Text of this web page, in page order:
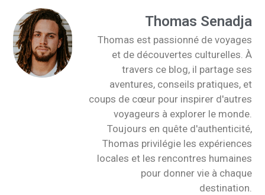
Thomas Senadja
Thomas est passionné de voyages
et de découvertes culturelles. À
travers ce blog, il partage ses
aventures, conseils pratiques, et
coups de cœur pour inspirer d'autres
voyageurs à explorer le monde.
Toujours en quête d'authenticité,
Thomas privilégie les expériences
locales et les rencontres humaines
pour donner vie à chaque
destination.